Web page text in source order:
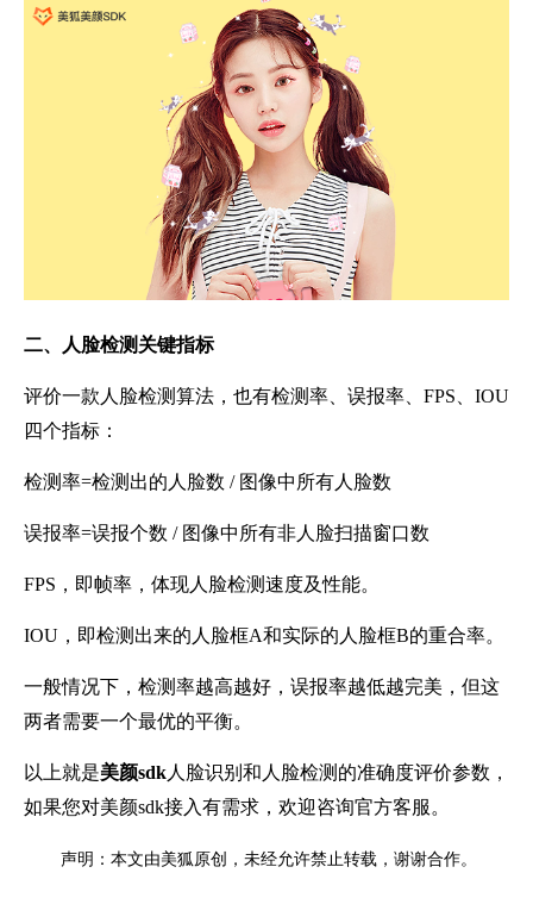
二、 人脸检测关键指标
评价一款人脸检测算法，也有检测率、误报率、FPS、IOU
四个指标：
检测率=检测出的人脸数 / 图像中所有人脸数
误报率=误报个数 / 图像中所有非人脸扫描窗口数
FPS，即帧率，体现人脸检测速度及性能。
IOU，即检测出来的人脸框A和实际的人脸框B的重合率。
一般情况下，检测率越高越好，误报率越低越完美，但这
两者需要一个最优的平衡。
以上就是美颜sdk人脸识别和人脸检测的准确度评价参数，
如果您对美颜sdk接入有需求，欢迎咨询官方客服。
声明：本文由美狐原创，未经允许禁止转载，谢谢合作。